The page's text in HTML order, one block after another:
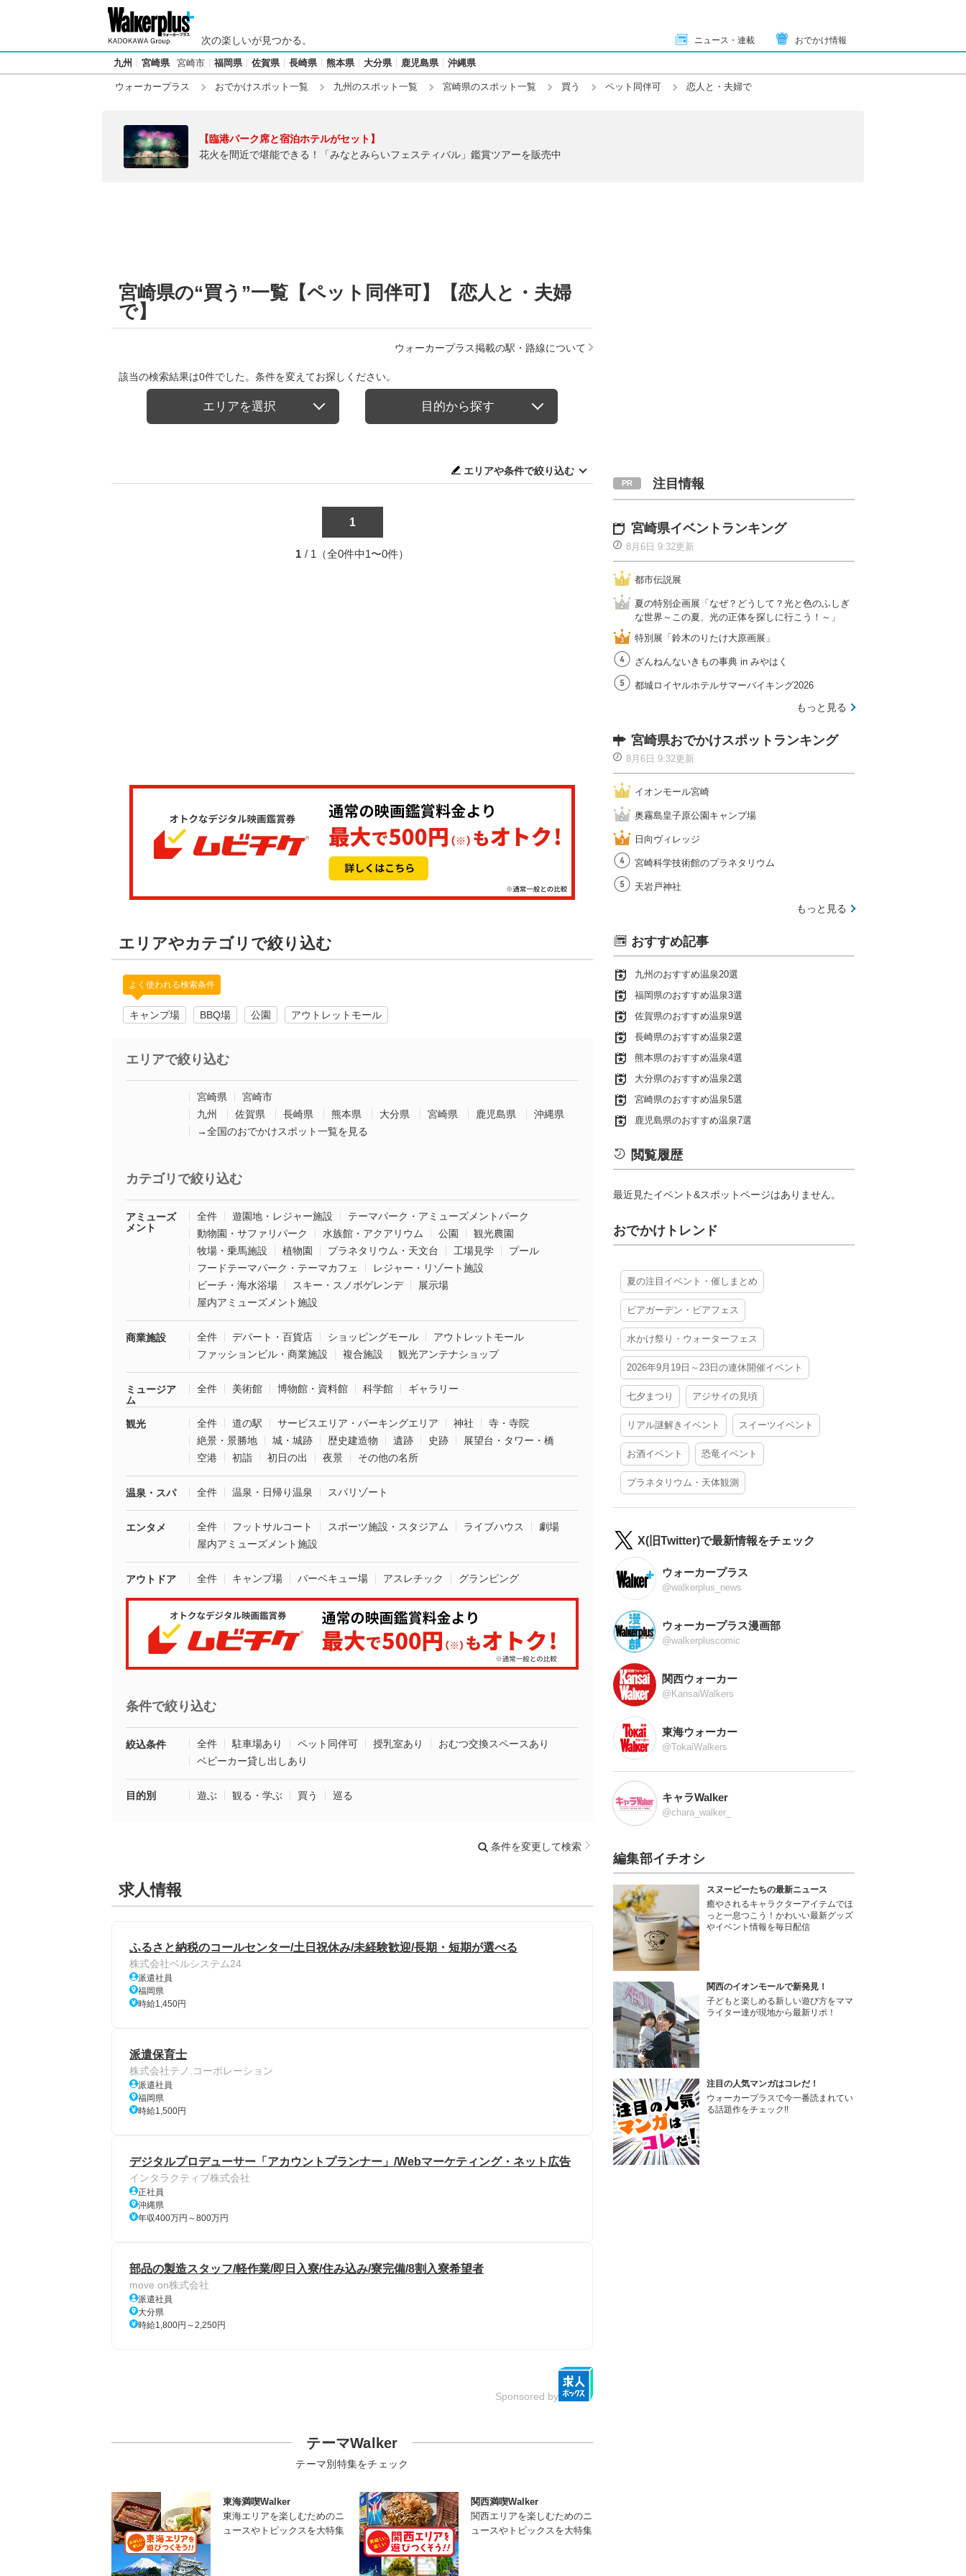
次の楽しいが見つかる。 ニュース・連載 おでかけ情報
九州 宮崎県 宮崎市 福岡県 佐賀県 長崎県 熊本県 大分県 鹿児島県 沖縄県
ウォーカープラス おでかけスポット一覧 九州のスポット一覧 宮崎県のスポット一覧 買う ペット同伴可 恋人と・夫婦で
【臨港パーク席と宿泊ホテルがセット】
花火を間近で堪能できる！「みなとみらいフェスティバル」鑑賞ツアーを販売中
宮崎県の“買う”一覧【ペット同伴可】【恋人と・夫婦
で】
ウォーカープラス掲載の駅・路線について
該当の検索結果は0件でした。条件を変えてお探しください。
エリアを選択 目的から探す
エリアや条件で絞り込む
1
1 / 1（全0件中1〜0件）
エリアやカテゴリで絞り込む
よく使われる検索条件
キャンプ場 BBQ場 公園 アウトレットモール
エリアで絞り込む
宮崎県
宮崎市
九州
佐賀県 長崎県 熊本県 大分県 宮崎県 鹿児島県
沖縄県
→全国のおでかけスポット一覧を見る
カテゴリで絞り込む
アミューズ
メント
全件 遊園地・レジャー施設
テーマパーク・アミューズメントパーク
動物園・サファリパーク
水族館・アクアリウム 公園
観光農園
牧場・乗馬施設
植物園 プラネタリウム・天文台 工場見学
プール
フードテーマパーク・テーマカフェ
レジャー・リゾート施設
ビーチ・海水浴場
スキー・スノボゲレンデ
展示場
屋内アミューズメント施設
商業施設 全件 デパート・百貨店 ショッピングモール
アウトレットモール
ファッションビル・商業施設
複合施設 観光アンテナショップ
ミュージア
ム
全件 美術館 博物館・資料館 科学館 ギャラリー
観光 全件 道の駅 サービスエリア・パーキングエリア 神社
寺・寺院
絶景・景勝地
城・城跡 歴史建造物 遺跡 史跡
展望台・タワー・橋
空港
初詣 初日の出 夜景 その他の名所
温泉・スパ 全件 温泉・日帰り温泉 スパリゾート
エンタメ 全件 フットサルコート スポーツ施設・スタジアム ライブハウス
劇場
屋内アミューズメント施設
アウトドア 全件 キャンプ場 バーベキュー場 アスレチック グランピング
条件で絞り込む
絞込条件 全件 駐車場あり ペット同伴可 授乳室あり
おむつ交換スペースあり
ベビーカー貸し出しあり
目的別 遊ぶ 観る・学ぶ 買う 巡る
条件を変更して検索
求人情報
ふるさと納税のコールセンター/土日祝休み/未経験歓迎/長期・短期が選べる
株式会社ベルシステム24
派遣社員
福岡県
時給1,450円
派遣保育士
株式会社テノ.コーポレーション
派遣社員
福岡県
時給1,500円
デジタルプロデューサー「アカウントプランナー」/Webマーケティング・ネット広告
インタラクティブ株式会社
正社員
沖縄県
年収400万円～800万円
部品の製造スタッフ/軽作業/即日入寮/住み込み/寮完備/8割入寮希望者
move on株式会社
派遣社員
大分県
時給1,800円～2,250円
Sponsored by
テーマWalker
テーマ別特集をチェック
東海満喫Walker
東海エリアを楽しむためのニ
ュースやトピックスを大特集
関西満喫Walker
関西エリアを楽しむためのニ
ュースやトピックスを大特集
注目情報
宮崎県イベントランキング
8月6日 9:32更新
都市伝説展
夏の特別企画展「なぜ？どうして？光と色のふしぎ
な世界～この夏、光の正体を探しに行こう！～」
特別展「鈴木のりたけ大原画展」
ざんねんないきもの事典 in みやはく
都城ロイヤルホテルサマーバイキング2026
もっと見る
宮崎県おでかけスポットランキング
8月6日 9:32更新
イオンモール宮崎
奥霧島皇子原公園キャンプ場
日向ヴィレッジ
宮崎科学技術館のプラネタリウム
天岩戸神社
もっと見る
おすすめ記事
九州のおすすめ温泉20選
福岡県のおすすめ温泉3選
佐賀県のおすすめ温泉9選
長崎県のおすすめ温泉2選
熊本県のおすすめ温泉4選
大分県のおすすめ温泉2選
宮崎県のおすすめ温泉5選
鹿児島県のおすすめ温泉7選
閲覧履歴
最近見たイベント&スポットページはありません。
おでかけトレンド
夏の注目イベント・催しまとめ
ビアガーデン・ビアフェス
水かけ祭り・ウォーターフェス
2026年9月19日～23日の連休開催イベント
七夕まつり アジサイの見頃
リアル謎解きイベント スイーツイベント
お酒イベント 恐竜イベント
プラネタリウム・天体観測
X(旧Twitter)で最新情報をチェック
ウォーカープラス
@walkerplus_news
ウォーカープラス漫画部
@walkerpluscomic
関西ウォーカー
@KansaiWalkers
東海ウォーカー
@TokaiWalkers
キャラWalker
@chara_walker_
編集部イチオシ
スヌーピーたちの最新ニュース
癒やされるキャラクターアイテムでほ
っと一息つこう！かわいい最新グッズ
やイベント情報を毎日配信
関西のイオンモールで新発見！
子どもと楽しめる新しい遊び方をママ
ライター達が現地から最新リポ！
注目の人気マンガはコレだ！
ウォーカープラスで今一番読まれてい
る話題作をチェック!!